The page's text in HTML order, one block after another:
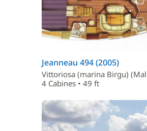
Jeanneau 494 (2005)
Vittoriosa (marina Birgu)
4 Cabines • 49 ft